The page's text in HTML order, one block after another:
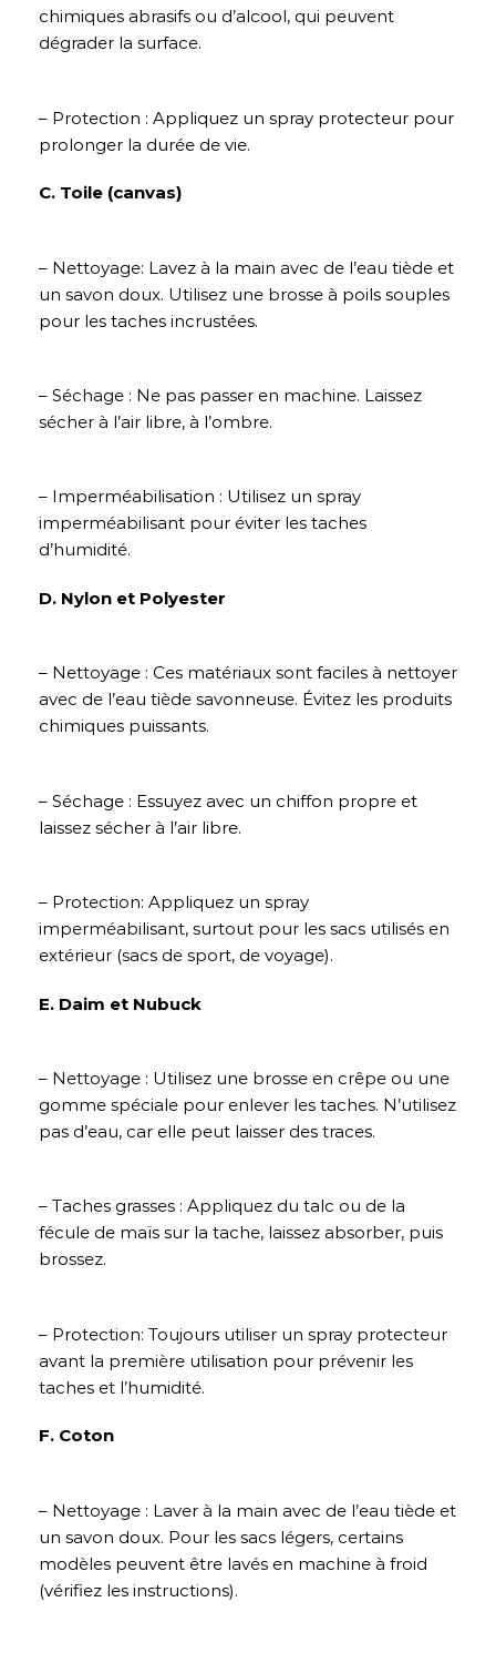
chimiques abrasifs ou d’alcool, qui peuvent
dégrader la surface.
– Protection : Appliquez un spray protecteur pour
prolonger la durée de vie.
C. Toile (canvas)
– Nettoyage: Lavez à la main avec de l’eau tiède et
un savon doux. Utilisez une brosse à poils souples
pour les taches incrustées.
– Séchage : Ne pas passer en machine. Laissez
sécher à l’air libre, à l’ombre.
– Imperméabilisation : Utilisez un spray
imperméabilisant pour éviter les taches
d’humidité.
D. Nylon et Polyester
– Nettoyage : Ces matériaux sont faciles à nettoyer
avec de l’eau tiède savonneuse. Évitez les produits
chimiques puissants.
– Séchage : Essuyez avec un chiffon propre et
laissez sécher à l’air libre.
– Protection: Appliquez un spray
imperméabilisant, surtout pour les sacs utilisés en
extérieur (sacs de sport, de voyage).
E. Daim et Nubuck
– Nettoyage : Utilisez une brosse en crêpe ou une
gomme spéciale pour enlever les taches. N’utilisez
pas d’eau, car elle peut laisser des traces.
– Taches grasses : Appliquez du talc ou de la
fécule de maïs sur la tache, laissez absorber, puis
brossez.
– Protection: Toujours utiliser un spray protecteur
avant la première utilisation pour prévenir les
taches et l’humidité.
F. Coton
– Nettoyage : Laver à la main avec de l’eau tiède et
un savon doux. Pour les sacs légers, certains
modèles peuvent être lavés en machine à froid
(vérifiez les instructions).